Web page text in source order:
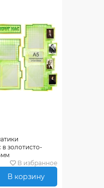
золотисто-
В избранное
В корзину